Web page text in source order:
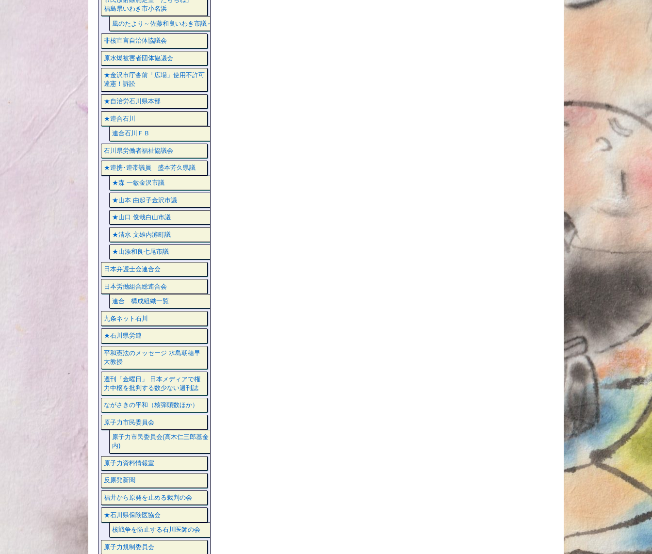
福島県いわき市小名浜
風のたより～佐藤和良いわき市議～
非核宣言自治体協議会
原水爆被害者団体協議会
★金沢市庁舎前「広場」使用不許可
違憲！訴訟
★自治労石川県本部
★連合石川
連合石川ＦＢ
石川県労働者福祉協議会
★連携･連帯議員 盛本芳久県議
★森 一敏金沢市議
★山本 由起子金沢市議
★山口 俊哉白山市議
★清水 文雄内灘町議
★山添和良七尾市議
日本弁護士会連合会
日本労働組合総連合会
連合 構成組織一覧
九条ネット石川
★石川県労連
平和憲法のメッセージ 水島朝穂早
大教授
週刊「金曜日」 日本メディアで権
力中枢を批判する数少ない週刊誌
ながさきの平和（核弾頭数ほか）
原子力市民委員会
原子力市民委員会(高木仁三郎基金
内)
原子力資料情報室
反原発新聞
福井から原発を止める裁判の会
★石川県保険医協会
核戦争を防止する石川医師の会
原子力規制委員会